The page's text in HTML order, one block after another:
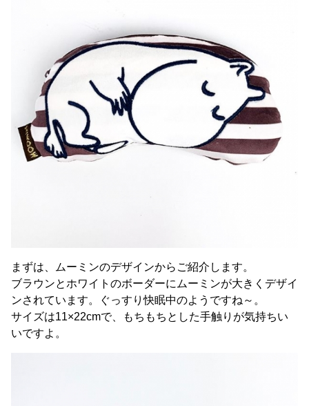
まずは、ムーミンのデザインからご紹介します。
ブラウンとホワイトのボーダーにムーミンが大きくデザイ
ンされています。ぐっすり快眠中のようですね～。
サイズは11×22cmで、もちもちとした手触りが気持ちい
いですよ。